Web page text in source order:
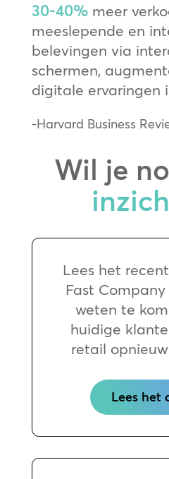
30-40%meer
meeslepende en
belevingen via
schermen,
digitale ervaringen
-Harvard Business
Wil je
Lees het
Fast
weten te
huidige
retail
Lees het